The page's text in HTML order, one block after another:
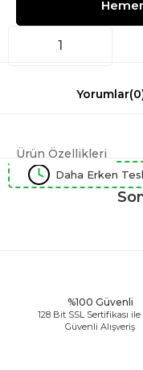
Yorumlar
Ürün Özellikleri
Daha Erken
%100 Güvenli
128 Bit SSL Sertifikası ile
Güvenli Alışveriş